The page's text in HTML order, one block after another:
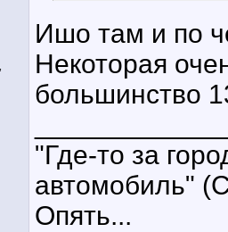
Ишо там и по
Некоторая
большинство
"Где-то за
автомобиль"
Опять...